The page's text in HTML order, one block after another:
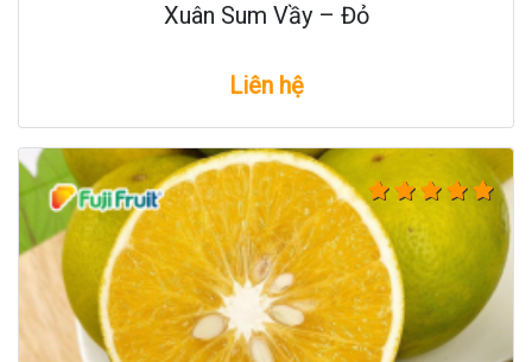
Xuân Sum Vầy – Đỏ
Liên hệ